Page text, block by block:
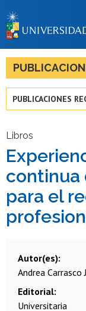
PUBLICACIONES
Libros
continua
para el
Autor(es)
Andrea Carrasco
Editorial
Universitaria